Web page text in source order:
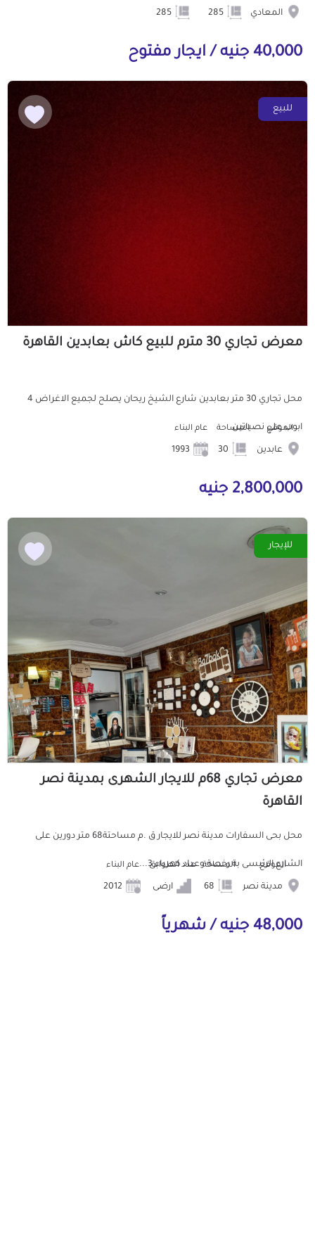
المعادي 285
40,000 جنيه / ايجار مفتوح
للبيع
معرض تجاري 30 مترم للبيع كاش بعابدين القاهرة
محل تجاري 30 متر بعابدين شارع الشيخ ريحان يصلح لجميع الاغراض 4
ابوب علي نصياتين
الموقع
عابدين
المساحة عام البناء
2,800,000 جنيه
للإيجار
معرض تجاري 68م للايجار الشهرى بمدينة نصر
القاهرة
محل بحى السفارات مدينة نصر للايجار ق .م مساحتة68 متر دورين على
الشارع الرئيسى بة رخصة وعداد كهرباء 3...
الموقع
مدينة نصر
المساحة عدد الطوابق
ارضى
عام البناء
48,000 جنيه / شهرياً